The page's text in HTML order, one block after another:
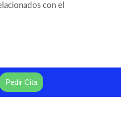
con el
Pedir Cita